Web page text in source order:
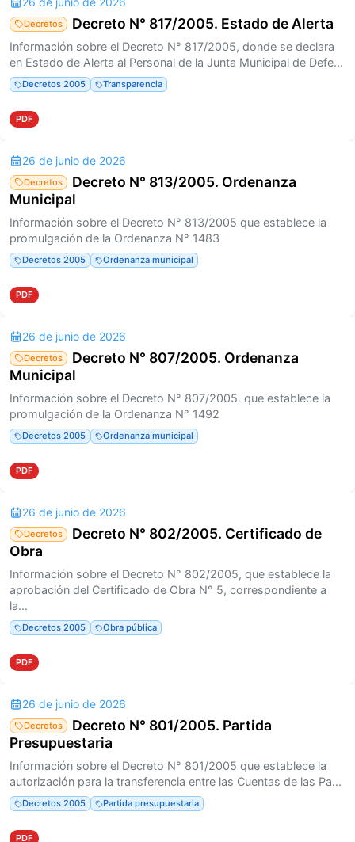
Decretos Decreto N° 817/2005. Estado de Alerta
Información sobre el Decreto N° 817/2005, donde se declara
en Estado de Alerta al Personal de la Junta Municipal de Defe...
Decretos 2005 Transparencia
PDF
26 de junio de 2026
Decretos
Decreto N° 813/2005. Ordenanza
Municipal
Información sobre el Decreto N° 813/2005 que establece la
promulgación de la Ordenanza N° 1483
Decretos 2005 Ordenanza municipal
PDF
26 de junio de 2026
Decretos
Decreto N° 807/2005. Ordenanza
Municipal
Información sobre el Decreto N° 807/2005. que establece la
promulgación de la Ordenanza N° 1492
Decretos 2005 Ordenanza municipal
PDF
26 de junio de 2026
Decretos
Decreto N° 802/2005. Certificado de
Obra
Información sobre el Decreto N° 802/2005, que establece la
aprobación del Certificado de Obra N° 5, correspondiente a
la...
Decretos 2005 Obra pública
PDF
26 de junio de 2026
Decretos
Decreto N° 801/2005. Partida
Presupuestaria
Información sobre el Decreto N° 801/2005 que establece la
autorización para la transferencia entre las Cuentas de las Pa...
Decretos 2005 Partida presupuestaria
PDF